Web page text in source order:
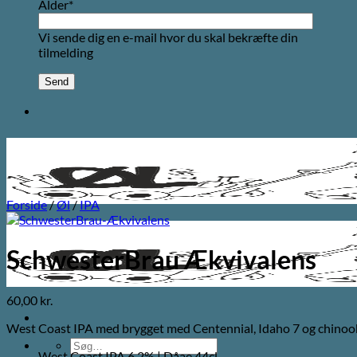
Alder*
Vi sende dig en e-mail hvor du skal bekræfte din
tilmelding
Søg
Forside/Øl/IPA
SchwesterBrau Ækvivalens
60,00 kr.
West Coast IPA med brygget med Centennial, Idaho 7 og